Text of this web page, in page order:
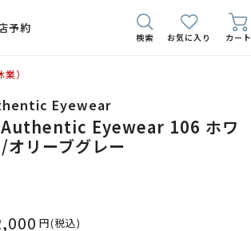
予約
検索 お気に入り カート
）
Eyewear
Eyewear 106 ホワ
リーブグレー
円(税込)